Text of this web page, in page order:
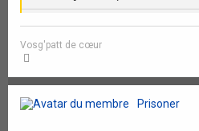
Vosg'patt de cœur
u
Prisoner